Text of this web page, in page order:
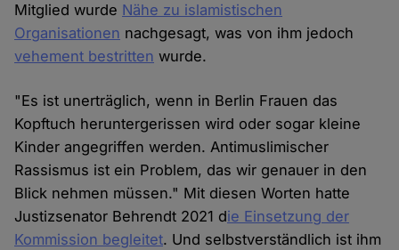
Mitglied wurde Nähe zu islamistischen
Organisationen nachgesagt, was von ihm jedoch
vehement bestritten wurde.
"Es ist unerträglich, wenn in Berlin Frauen das
Kopftuch heruntergerissen wird oder sogar kleine
Kinder angegriffen werden. Antimuslimischer
Rassismus ist ein Problem, das wir genauer in den
Blick nehmen müssen." Mit diesen Worten hatte
Justizsenator Behrendt 2021 die Einsetzung der
Kommission begleitet. Und selbstverständlich ist ihm